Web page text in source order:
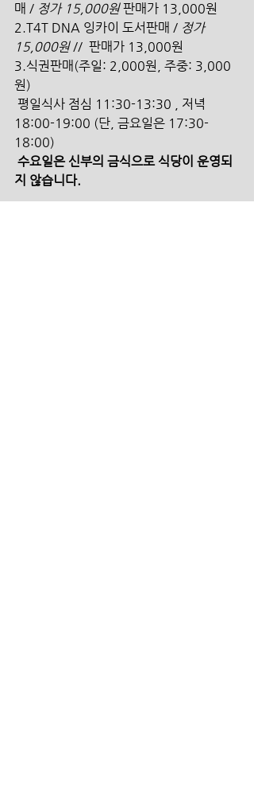
매 / 정가 15,000원 판매가 13,000원
2.T4T DNA 잉카이 도서판매 / 정가
15,000원 //  판매가 13,000원
3.식권판매(주일: 2,000원, 주중: 3,000
원)
18:00-19:00 (단, 금요일은 17:30-
18:00)
지 않습니다.